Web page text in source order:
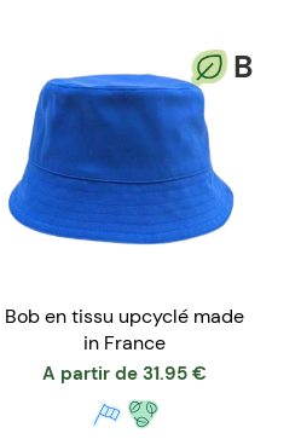
B
Bob en tissu upcyclé made
in France
A partir de 31.95 €